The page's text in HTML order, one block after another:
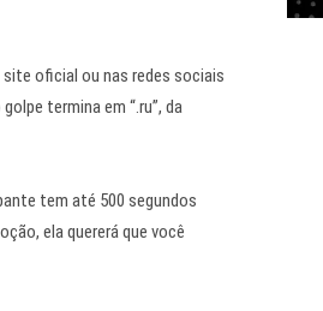
oficial ou nas redes sociais
termina em “.ru”, da
tem até 500 segundos
ela quererá que você